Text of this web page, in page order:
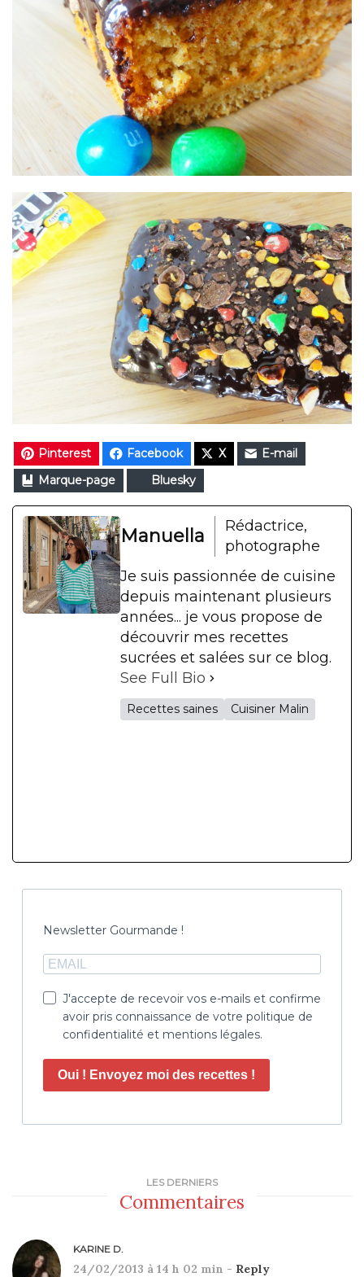
Pinterest Facebook X
E-mail
Marque-page
Bluesky
Manuella
Rédactrice,
photographe
Je suis passionnée de cuisine
depuis maintenant plusieurs
années... je vous propose de
découvrir mes recettes
sucrées et salées sur ce blog.
See Full Bio
Recettes saines Cuisiner Malin
Newsletter Gourmande !
J'accepte de recevoir vos e-mails et confirme
avoir pris connaissance de votre politique de
confidentialité et mentions légales.
Oui ! Envoyez moi des recettes !
LES DERNIERS
Commentaires
KARINE D.
24/02/2013 à 14 h 02 min - Reply